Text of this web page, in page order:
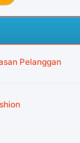
Pelanggan